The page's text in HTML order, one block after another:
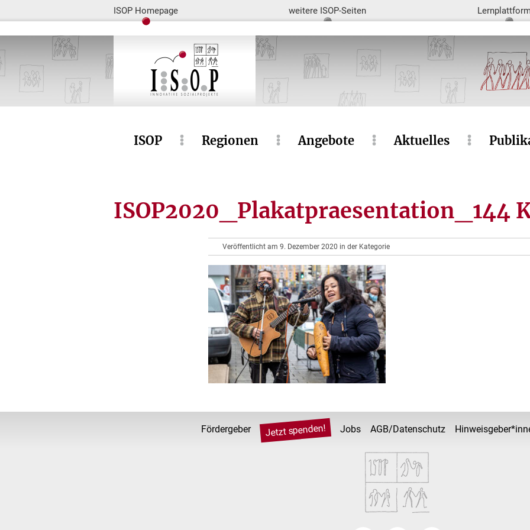
ISOP Homepage weitere ISOP-Seiten
ISOP Regionen Angebote Aktuelles
ISOP2020_Plakatpraesentation_144
Veröffentlicht am 9. Dezember 2020 in der Kategorie
Fördergeber Jetzt spenden! Jobs AGB/Datenschutz